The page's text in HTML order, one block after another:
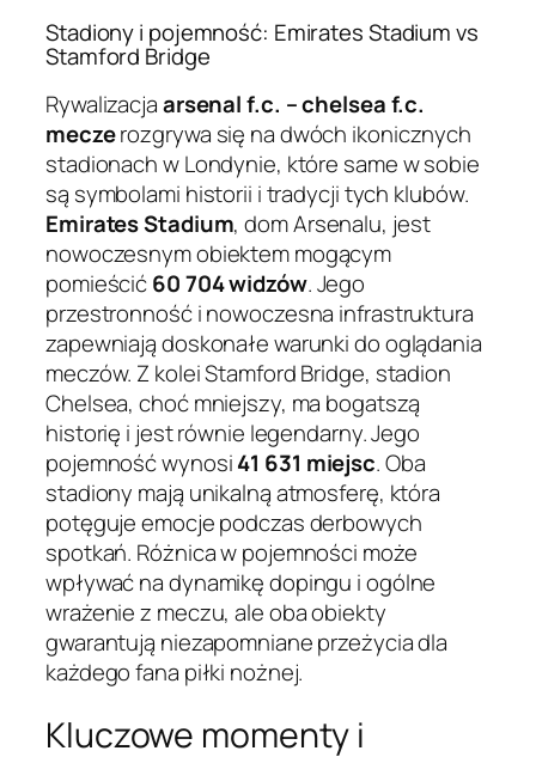
Stadiony i pojemność: Emirates Stadium vs
Stamford Bridge
Rywalizacjaarsenal f.c. – chelsea f.c.
meczerozgrywa się na dwóch ikonicznych
stadionach w Londynie, które same w sobie
są symbolami historii i tradycji tych klubów.
Emirates Stadium, dom Arsenalu, jest
nowoczesnym obiektem mogącym
pomieścić60 704 widzów. Jego
przestronność i nowoczesna infrastruktura
zapewniają doskonałe warunki do oglądania
meczów. Z kolei Stamford Bridge, stadion
Chelsea, choć mniejszy, ma bogatszą
historię i jest równie legendarny. Jego
pojemność wynosi41 631 miejsc. Oba
stadiony mają unikalną atmosferę, która
potęguje emocje podczas derbowych
spotkań. Różnica w pojemności może
wpływać na dynamikę dopingu i ogólne
wrażenie z meczu, ale oba obiekty
gwarantują niezapomniane przeżycia dla
każdego fana piłki nożnej.
Kluczowe momenty i